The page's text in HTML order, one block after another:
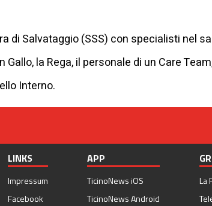
di Salvataggio (SSS) con specialisti nel
la Rega, il personale di un Care
Interno.
LINKS
Impressum
Facebook
APP
TicinoNews iOS
TicinoNews Android
La